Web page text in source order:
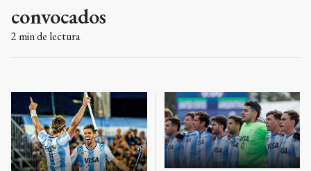
convocados
2 min de lectura